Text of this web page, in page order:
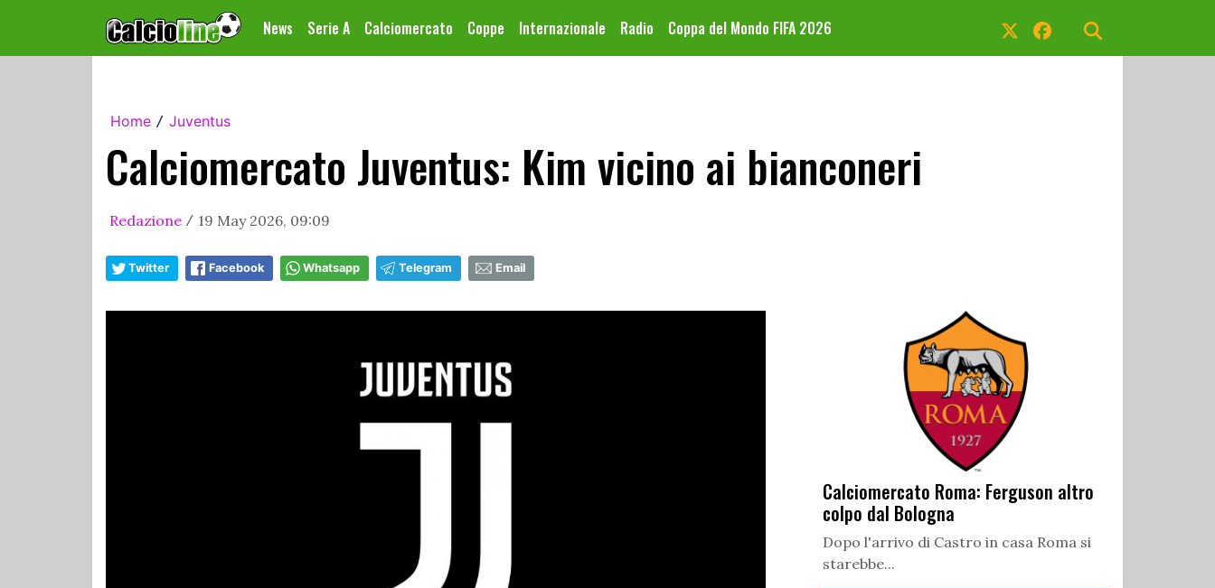
News Serie A Calciomercato Coppe Internazionale Radio Coppa del Mondo FIFA 2026
Home / Juventus
Calciomercato Juventus: Kim vicino ai bianconeri
Redazione / 19 May 2026, 09:09
Twitter Facebook Whatsapp Telegram Email
Calciomercato Roma: Ferguson altro
colpo dal Bologna
Dopo l'arrivo di Castro in casa Roma si
starebbe...